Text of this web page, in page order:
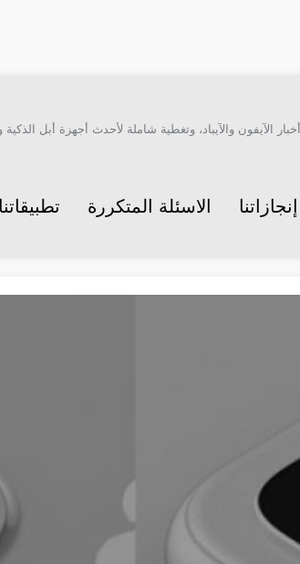
والآيباد، وتغطية شاملة لأحدث أجهزة أبل الذكية
إنجازاتنا الاسئلة المتكررة تطبيقاتنا